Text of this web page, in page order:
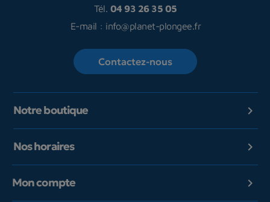
Tél. 04 93 26 35 05
E-mail : info@planet-plongee.fr
Contactez-nous
Notre boutique 
Nos horaires 
Mon compte 